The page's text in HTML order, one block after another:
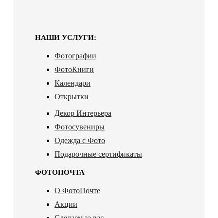
НАШИ УСЛУГИ:
Фотографии
ФотоКниги
Календари
Открытки
Декор Интерьера
Фотосувениры
Одежда с Фото
Подарочные сертификаты
ФОТОПОЧТА
О ФотоПочте
Акции